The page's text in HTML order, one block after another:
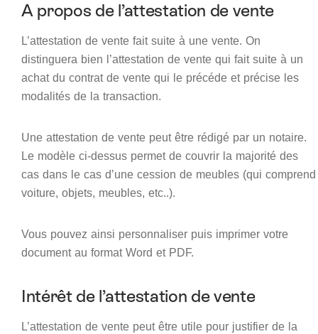
A propos de l’attestation de vente
L’attestation de vente fait suite à une vente. On
distinguera bien l’attestation de vente qui fait suite à un
achat du contrat de vente qui le précéde et précise les
modalités de la transaction.
Une attestation de vente peut être rédigé par un notaire.
Le modèle ci-dessus permet de couvrir la majorité des
cas dans le cas d’une cession de meubles (qui comprend
voiture, objets, meubles, etc..).
Vous pouvez ainsi personnaliser puis imprimer votre
document au format Word et PDF.
Intérêt de l’attestation de vente
L’attestation de vente peut être utile pour justifier de la